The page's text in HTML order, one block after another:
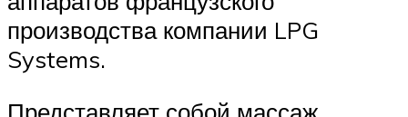
производства компании LPG
Systems.